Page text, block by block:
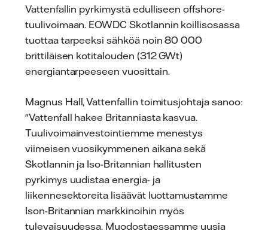
Vattenfallin pyrkimystä edulliseen offshore-
tuulivoimaan. EOWDC Skotlannin koillisosassa
tuottaa tarpeeksi sähköä noin 80 000
brittiläisen kotitalouden (312 GWt)
energiantarpeeseen vuosittain.
Magnus Hall, Vattenfallin toimitusjohtaja sanoo:
"Vattenfall hakee Britanniasta kasvua.
Tuulivoimainvestointiemme menestys
viimeisen vuosikymmenen aikana sekä
Skotlannin ja Iso-Britannian hallitusten
pyrkimys uudistaa energia- ja
liikennesektoreita lisäävät luottamustamme
Ison-Britannian markkinoihin myös
tulevaisuudessa. Muodostaessamme uusia